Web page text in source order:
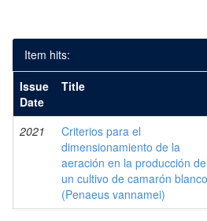
Item hits:
Issue
Date
Title
2021
Criterios para el
dimensionamiento de la
aeración en la producción de
un cultivo de camarón blanco
(Penaeus vannamei)